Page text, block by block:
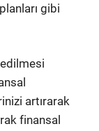
gibi
artırarak
finansal